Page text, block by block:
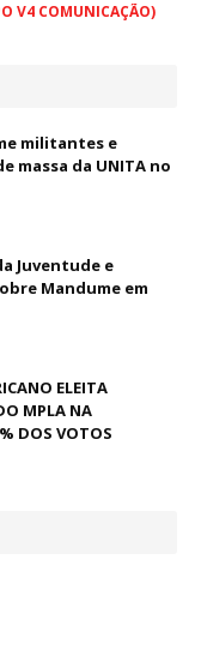
V4 COMUNICAÇÃO)
militantes e
massa da UNITA no
Juventude e
Mandume em
ELEITA
MPLA NA
DOS VOTOS